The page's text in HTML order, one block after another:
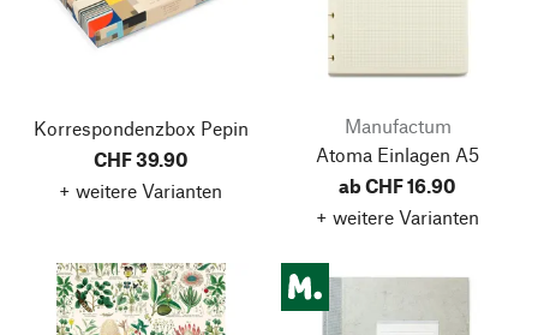
Korrespondenzbox Pepin
CHF 39.90
+ weitere Varianten
Manufactum
Atoma Einlagen A5
ab CHF 16.90
+ weitere Varianten